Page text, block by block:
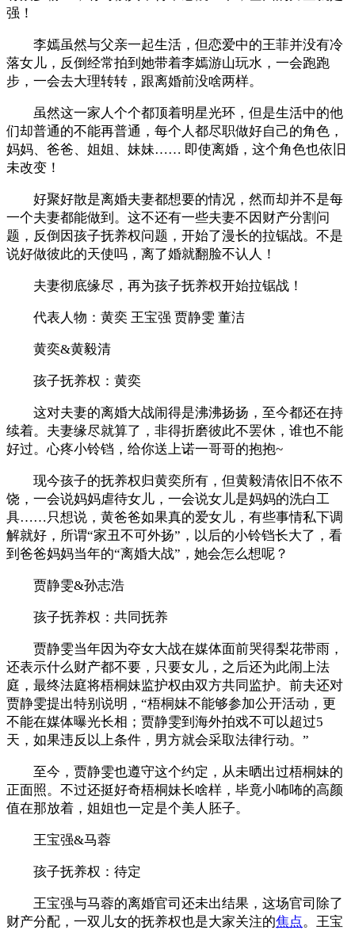
强！
李嫣虽然与父亲一起生活，但恋爱中的王菲并没有冷
落女儿，反倒经常拍到她带着李嫣游山玩水，一会跑跑
步，一会去大理转转，跟离婚前没啥两样。
虽然这一家人个个都顶着明星光环，但是生活中的他
们却普通的不能再普通，每个人都尽职做好自己的角色，
妈妈、爸爸、姐姐、妹妹…… 即使离婚，这个角色也依旧
未改变！
好聚好散是离婚夫妻都想要的情况，然而却并不是每
一个夫妻都能做到。这不还有一些夫妻不因财产分割问
题，反倒因孩子抚养权问题，开始了漫长的拉锯战。不是
说好做彼此的天使吗，离了婚就翻脸不认人！
夫妻彻底缘尽，再为孩子抚养权开始拉锯战！
代表人物：黄奕 王宝强 贾静雯 董洁
黄奕&黄毅清
孩子抚养权：黄奕
这对夫妻的离婚大战闹得是沸沸扬扬，至今都还在持
续着。夫妻缘尽就算了，非得折磨彼此不罢休，谁也不能
好过。心疼小铃铛，给你送上诺一哥哥的抱抱~
现今孩子的抚养权归黄奕所有，但黄毅清依旧不依不
饶，一会说妈妈虐待女儿，一会说女儿是妈妈的洗白工
具……只想说，黄爸爸如果真的爱女儿，有些事情私下调
解就好，所谓“家丑不可外扬”，以后的小铃铛长大了，看
到爸爸妈妈当年的“离婚大战”，她会怎么想呢？
贾静雯&孙志浩
孩子抚养权：共同抚养
贾静雯当年因为夺女大战在媒体面前哭得梨花带雨，
还表示什么财产都不要，只要女儿，之后还为此闹上法
庭，最终法庭将梧桐妹监护权由双方共同监护。前夫还对
贾静雯提出特别说明，“梧桐妹不能够参加公开活动，更
不能在媒体曝光长相；贾静雯到海外拍戏不可以超过5
天，如果违反以上条件，男方就会采取法律行动。”
至今，贾静雯也遵守这个约定，从未晒出过梧桐妹的
正面照。不过还挺好奇梧桐妹长啥样，毕竟小咘咘的高颜
值在那放着，姐姐也一定是个美人胚子。
王宝强&马蓉
孩子抚养权：待定
王宝强与马蓉的离婚官司还未出结果，这场官司除了
财产分配，一双儿女的抚养权也是大家关注的焦点。王宝